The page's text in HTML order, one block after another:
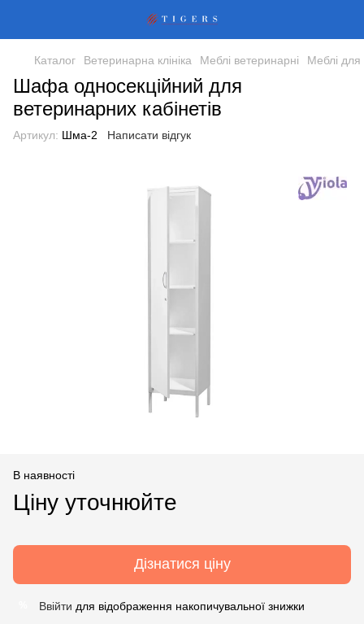
Каталог Ветеринарна клініка Меблі ветеринарні Меблі для
Шафа односекційний для
ветеринарних кабінетів
Артикул: Шма-2 Написати відгук
В наявності
Ціну уточнюйте
Дізнатися ціну
Ввійти для відображення накопичувальної знижки